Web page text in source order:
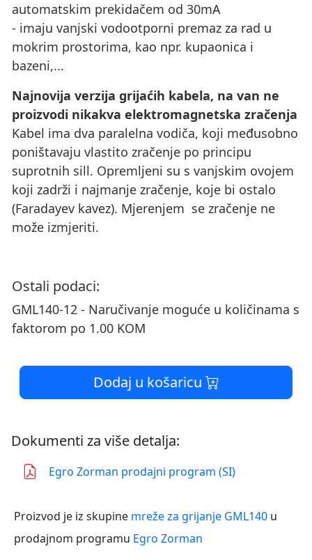
automatskim prekidačem od 30mA
- imaju vanjski vodootporni premaz za rad u
mokrim prostorima, kao npr. kupaonica i
bazeni,...
Najnovija verzija grijaćih kabela, na van ne
proizvodi nikakva elektromagnetska zračenja
Kabel ima dva paralelna vodiča, koji međusobno
poništavaju vlastito zračenje po principu
suprotnih sill. Opremljeni su s vanjskim ovojem
koji zadrži i najmanje zračenje, koje bi ostalo
(Faradayev kavez). Mjerenjem se zračenje ne
može izmjeriti.
Ostali podaci:
GML140-12 - Naručivanje moguće u količinama s
faktorom po 1.00 KOM
Dodaj u košaricu
Dokumenti za više detalja:
Egro Zorman prodajni program (SI)
Proizvod je iz skupine mreže za grijanje GML140 u
prodajnom programu Egro Zorman